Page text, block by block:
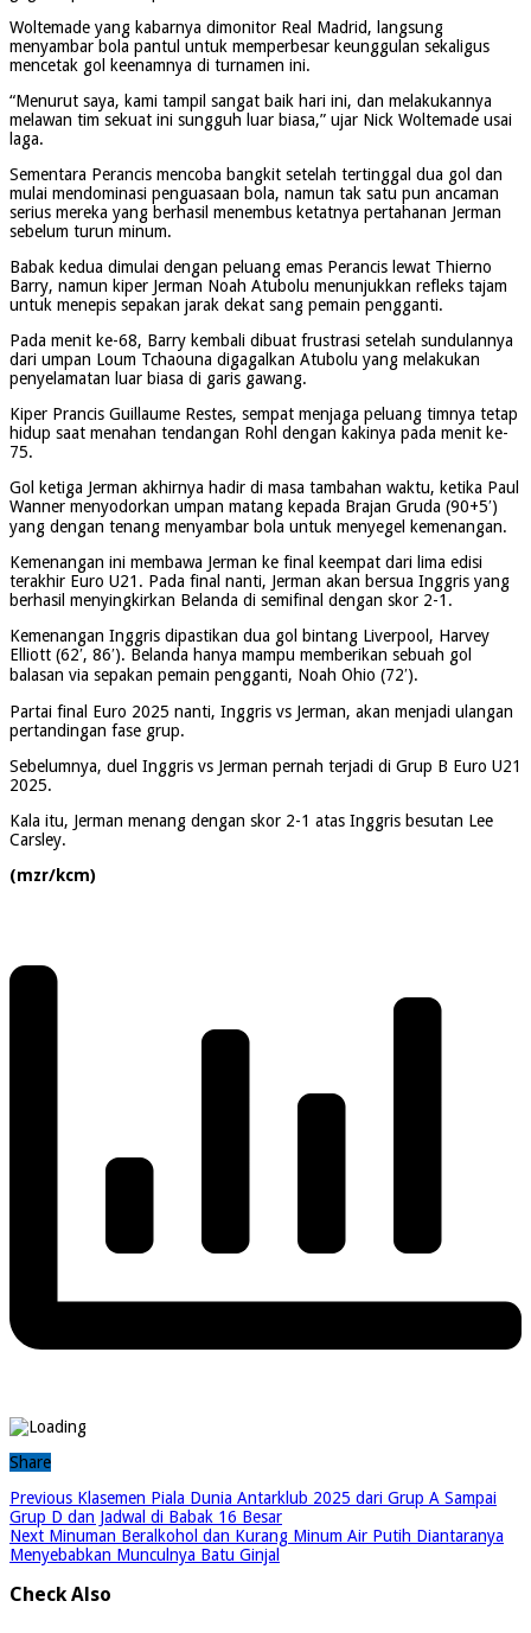
Woltemade yang kabarnya dimonitor Real Madrid, langsung
menyambar bola pantul untuk memperbesar keunggulan sekaligus
mencetak gol keenamnya di turnamen ini.
“Menurut saya, kami tampil sangat baik hari ini, dan melakukannya
melawan tim sekuat ini sungguh luar biasa,” ujar Nick Woltemade usai
laga.
Sementara Perancis mencoba bangkit setelah tertinggal dua gol dan
mulai mendominasi penguasaan bola, namun tak satu pun ancaman
serius mereka yang berhasil menembus ketatnya pertahanan Jerman
sebelum turun minum.
Babak kedua dimulai dengan peluang emas Perancis lewat Thierno
Barry, namun kiper Jerman Noah Atubolu menunjukkan refleks tajam
untuk menepis sepakan jarak dekat sang pemain pengganti.
Pada menit ke-68, Barry kembali dibuat frustrasi setelah sundulannya
dari umpan Loum Tchaouna digagalkan Atubolu yang melakukan
penyelamatan luar biasa di garis gawang.
Kiper Prancis Guillaume Restes, sempat menjaga peluang timnya tetap
hidup saat menahan tendangan Rohl dengan kakinya pada menit ke-
75.
Gol ketiga Jerman akhirnya hadir di masa tambahan waktu, ketika Paul
Wanner menyodorkan umpan matang kepada Brajan Gruda (90+5′)
yang dengan tenang menyambar bola untuk menyegel kemenangan.
Kemenangan ini membawa Jerman ke final keempat dari lima edisi
terakhir Euro U21. Pada final nanti, Jerman akan bersua Inggris yang
berhasil menyingkirkan Belanda di semifinal dengan skor 2-1.
Kemenangan Inggris dipastikan dua gol bintang Liverpool, Harvey
Elliott (62′, 86′). Belanda hanya mampu memberikan sebuah gol
balasan via sepakan pemain pengganti, Noah Ohio (72′).
Partai final Euro 2025 nanti, Inggris vs Jerman, akan menjadi ulangan
pertandingan fase grup.
Sebelumnya, duel Inggris vs Jerman pernah terjadi di Grup B Euro U21
2025.
Kala itu, Jerman menang dengan skor 2-1 atas Inggris besutan Lee
Carsley.
(mzr/kcm)
Share
Previous Klasemen Piala Dunia Antarklub 2025 dari Grup A Sampai
Grup D dan Jadwal di Babak 16 Besar
Next Minuman Beralkohol dan Kurang Minum Air Putih Diantaranya
Menyebabkan Munculnya Batu Ginjal
Check Also